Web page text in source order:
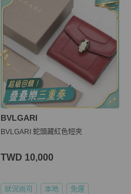
BVLGARI
BVLGARI 蛇頭藏紅色短夾
TWD 10,000
狀況尚可 本地 免運